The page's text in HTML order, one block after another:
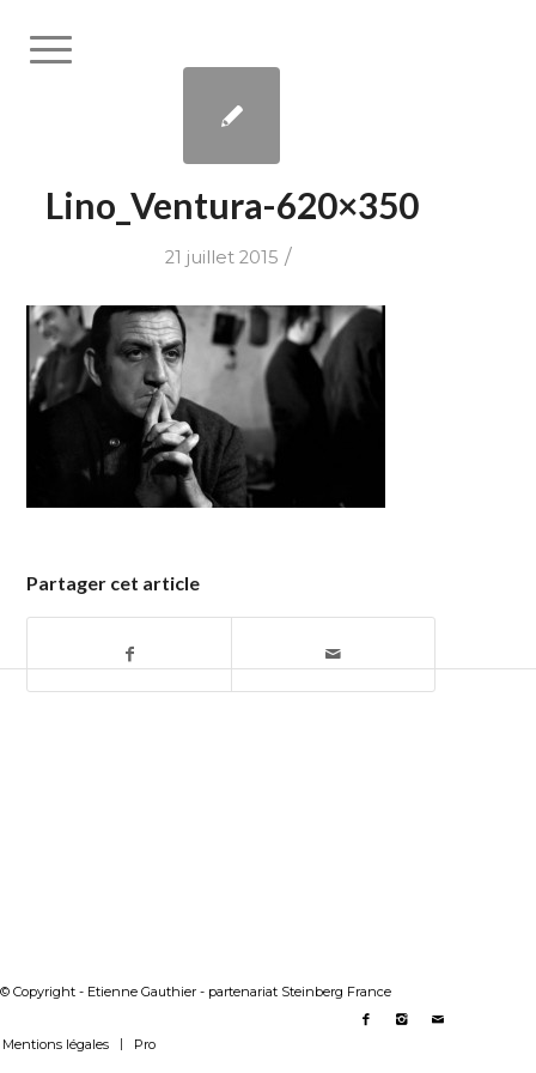
Lino_Ventura-620×350
21 juillet 2015 /
Partager cet article
© Copyright - Etienne Gauthier - partenariat Steinberg France
Mentions légales Pro